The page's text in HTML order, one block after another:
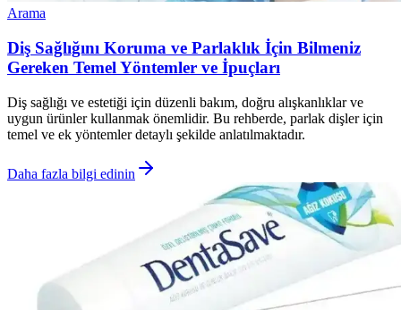
Arama
Diş Sağlığını Koruma ve Parlaklık İçin Bilmeniz
Gereken Temel Yöntemler ve İpuçları
Diş sağlığı ve estetiği için düzenli bakım, doğru alışkanlıklar ve
uygun ürünler kullanmak önemlidir. Bu rehberde, parlak dişler için
temel ve ek yöntemler detaylı şekilde anlatılmaktadır.
Daha fazla bilgi edinin